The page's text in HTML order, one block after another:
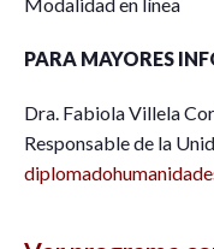
PARA MAYORES
Dra. Fabiola Villela
Responsable de la